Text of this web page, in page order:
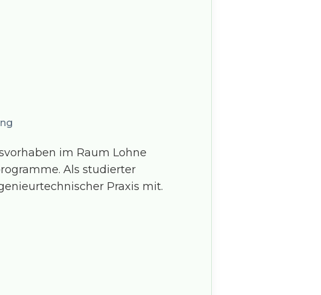
im Raum Lohne
Als studierter
Praxis mit.